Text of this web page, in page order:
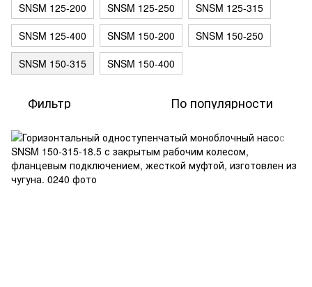
SNSM 125-200
SNSM 125-250
SNSM 125-315
SNSM 125-400
SNSM 150-200
SNSM 150-250
SNSM 150-315
SNSM 150-400
Фильтр По популярности